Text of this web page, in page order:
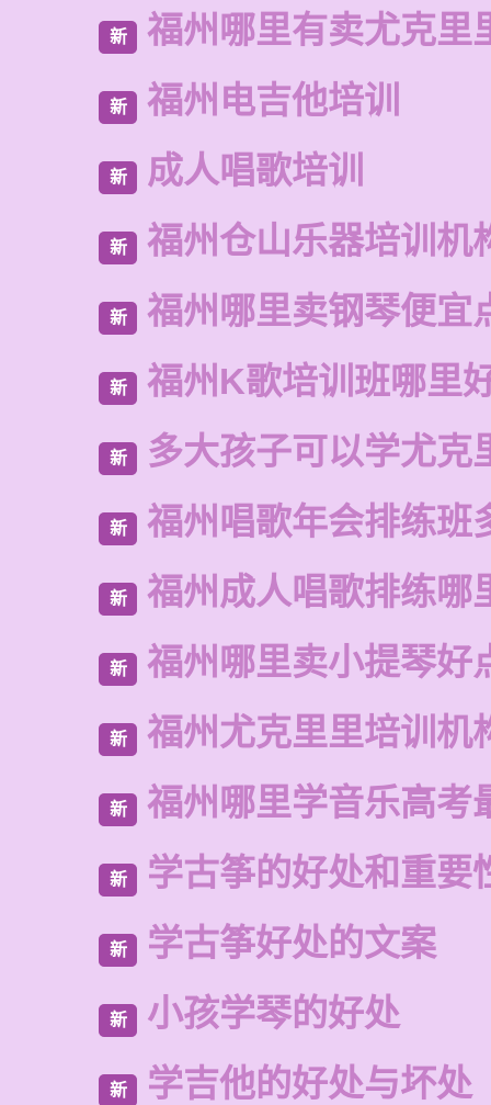
新 福州哪里有卖尤克里
新 福州电吉他培训
新 成人唱歌培训
新 福州仓山乐器培训机
新 福州哪里卖钢琴便宜
新 福州K歌培训班哪里
新 多大孩子可以学尤克
新 福州唱歌年会排练班
新 福州成人唱歌排练哪
新 福州哪里卖小提琴好
新 福州尤克里里培训机
新 福州哪里学音乐高考
新 学古筝的好处和重要
新 学古筝好处的文案
新 小孩学琴的好处
新 学吉他的好处与坏处